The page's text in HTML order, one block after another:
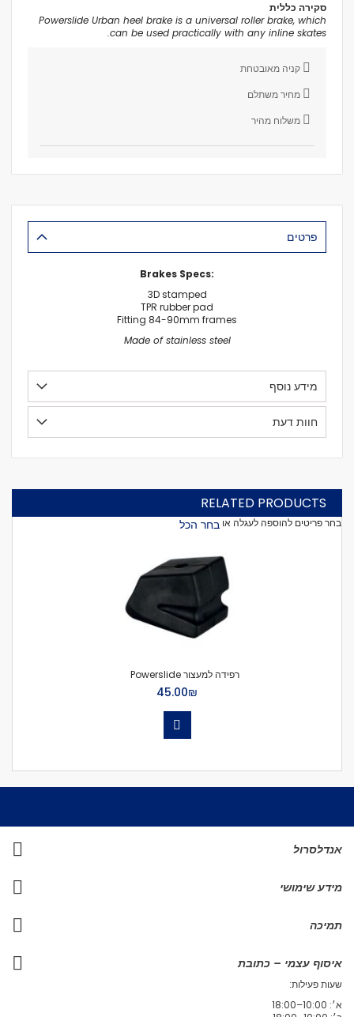
סקירה כללית
Powerslide Urban heel brake is a universal roller brake, which
can be used practically with any inline skates.
קניה מאובטחת
מחיר משתלם
משלוח מהיר
פרטים
Brakes Specs:
3D stamped
TPR rubber pad
Fitting 84-90mm frames
Made of stainless steel
מידע נוסף
חוות דעת
RELATED PRODUCTS
בחר פריטים להוספה לעגלה או בחר הכל
רפידה למעצור Powerslide
₪‏45.00
אנדלסרול
מידע שימושי
תמיכה
איסוף עצמי – כתובת
שעות פעילות:
א׳: 10:00–18:00